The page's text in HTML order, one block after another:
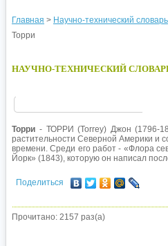
Главная > Научно-технический словарь
Торри
НАУЧНО-ТЕХНИЧЕСКИЙ
Торри - ТОРРИ (Тоrrеу) Джон (1796-
растительности Северной Америки и
времени. Среди его работ - «Флора
Йорк» (1843), которую он написал
Поделиться
Прочитано: 2157 раз(а)